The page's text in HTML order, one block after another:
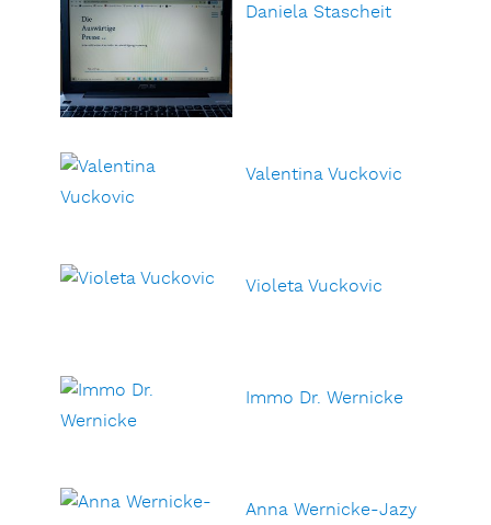
Daniela Stascheit
Valentina Vuckovic
Violeta Vuckovic
Immo Dr. Wernicke
Anna Wernicke-Jazy